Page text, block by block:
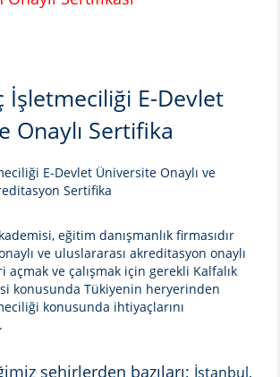
İşletmeciliği E-Devlet
Onaylı Sertifika
E-Devlet Üniversite Onaylı ve
Sertifika
eğitim danışmanlık firmasıdır
ve uluslararası akreditasyon onaylı
açmak ve çalışmak için gerekli Kalfalık
konusunda Tükiyenin heryerinden
konusunda ihtiyaçlarını
şehirlerden bazıları; İstanbul,